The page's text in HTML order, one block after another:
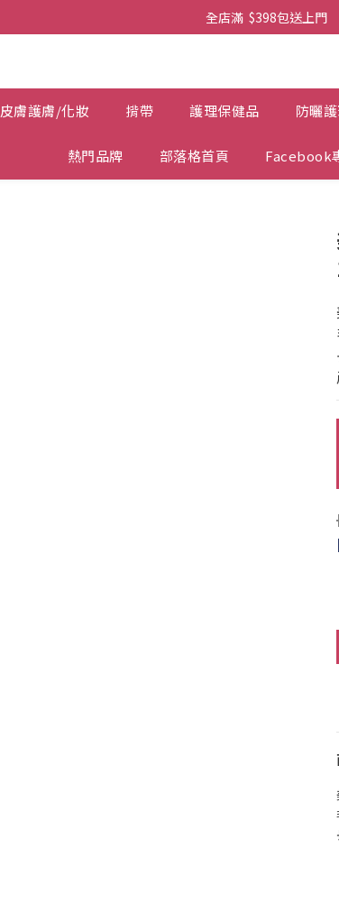
全店滿  $398包送上門
全店滿  $398包送上門
免費-簡單設計 禮卡 - 資料請在訂
全店滿  $398包送上門
皮膚護膚/化妝 揹帶 護理保健品 防曬
熱門品牌 部落格首頁 Facebook